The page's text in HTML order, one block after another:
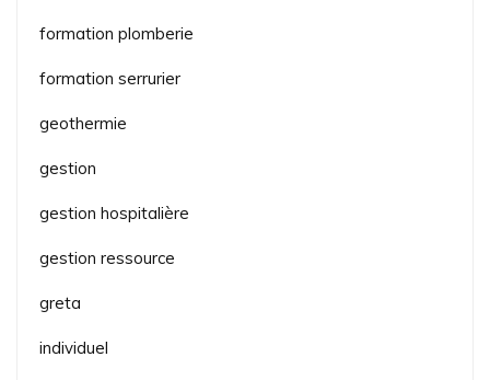
formation plomberie
formation serrurier
geothermie
gestion
gestion hospitalière
gestion ressource
greta
individuel